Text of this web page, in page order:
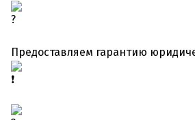
Предоставляем гарантию